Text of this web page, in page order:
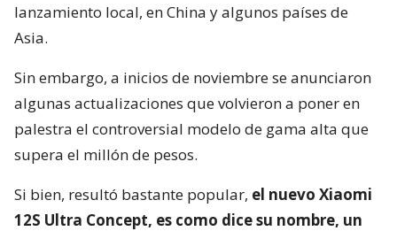
lanzamiento local, en China y algunos países de
Asia.
Sin embargo, a inicios de noviembre se anunciaron
algunas actualizaciones que volvieron a poner en
palestra el controversial modelo de gama alta que
supera el millón de pesos.
Si bien, resultó bastante popular, el nuevo Xiaomi
12S Ultra Concept, es como dice su nombre, un